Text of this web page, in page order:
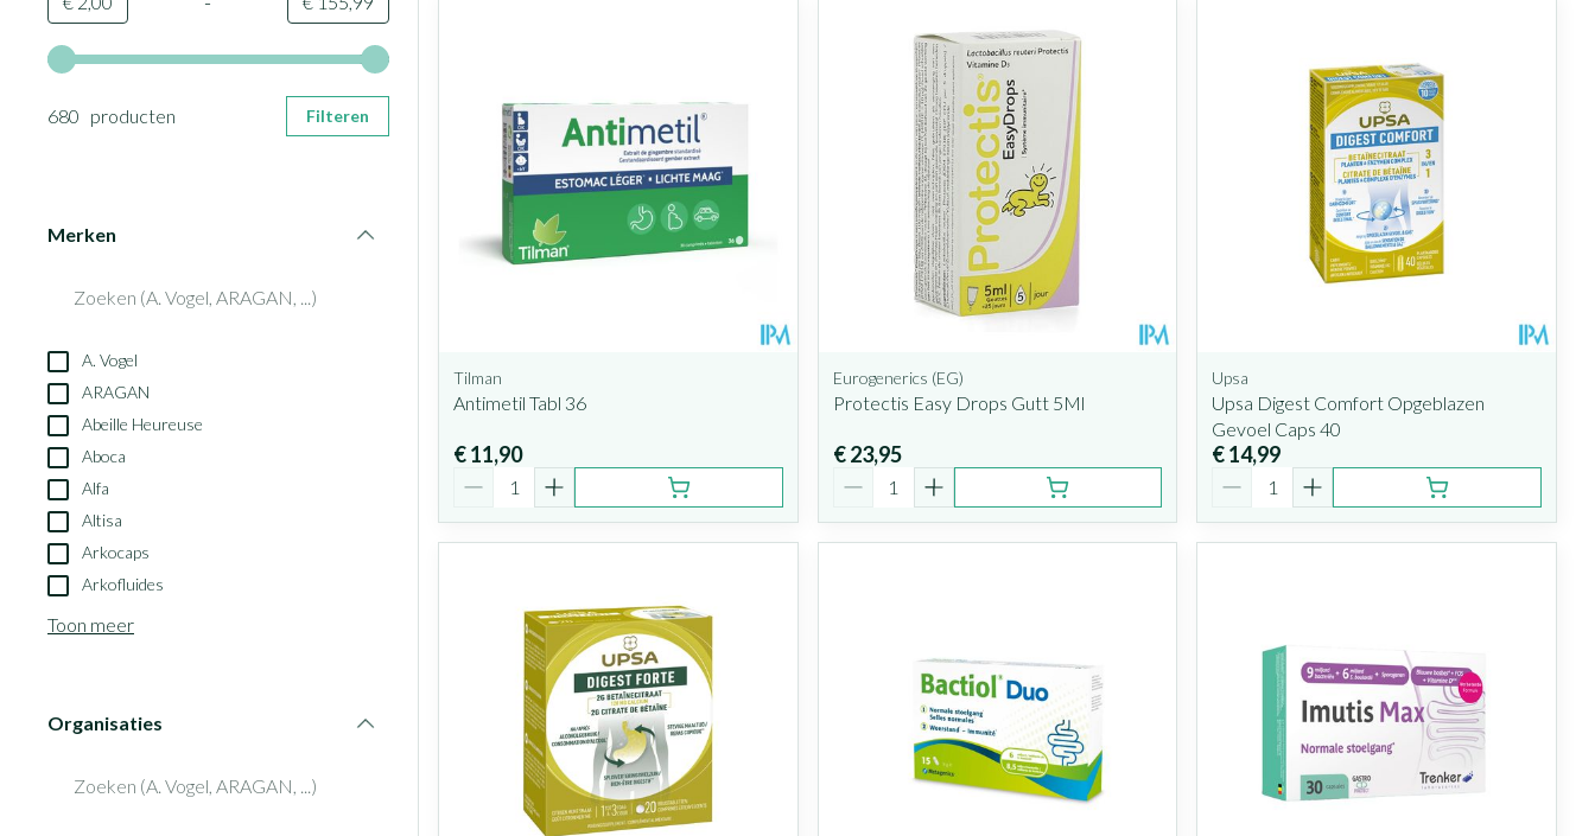
Gebruik de pijltjestoetsen links en rechts om de minimale en maximale prijswaarden aan te passen.
680 producten Filteren
Merken
A. Vogel
ARAGAN
Abeille Heureuse
Aboca
Alfa
Altisa
Arkocaps
Arkofluides
Toon meer
Organisaties
Tilman
Antimetil Tabl 36
€ 11,90
Eurogenerics (EG)
Protectis Easy Drops Gutt 5Ml
€ 23,95
Upsa
Upsa Digest Comfort Opgeblazen
Gevoel Caps 40
€ 14,99